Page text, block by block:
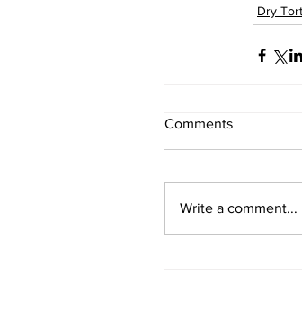
Dry
Comments
Write a comment...